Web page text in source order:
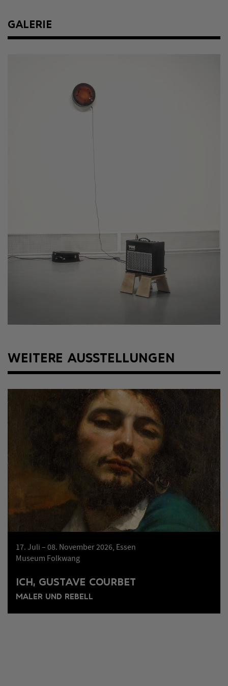
GALERIE
WEITERE AUSSTELLUNGEN
17. Juli – 08. November 2026, Essen
Museum Folkwang
ICH, GUSTAVE COURBET
MALER UND REBELL